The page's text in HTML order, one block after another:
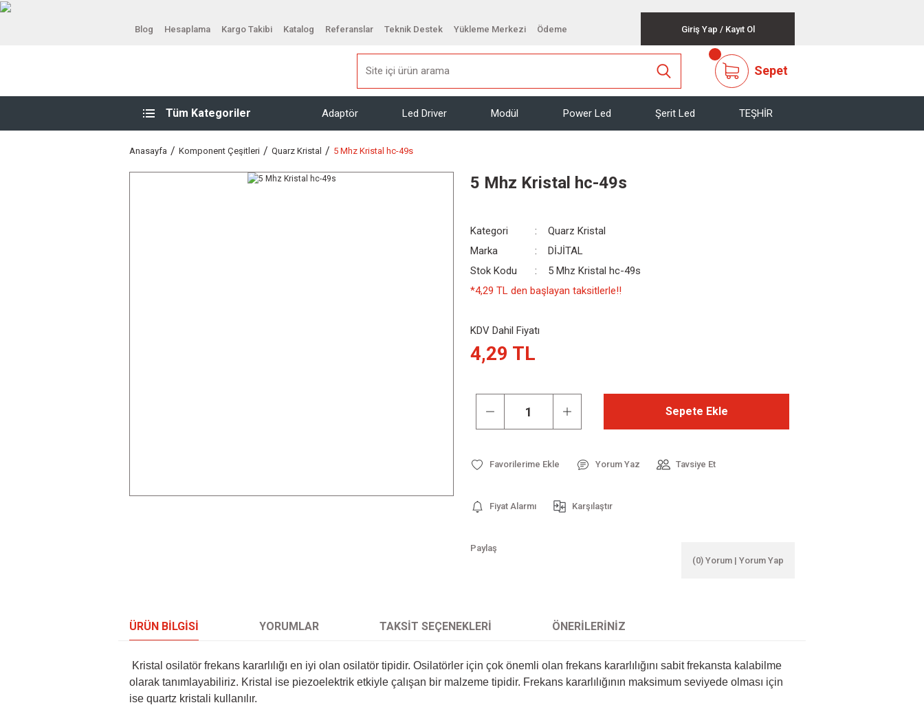
Blog Hesaplama Kargo Takibi Katalog Referanslar Teknik Destek Yükleme Merkezi Ödeme Giriş Yap / Kayıt Ol
Sepet
Tüm Kategoriler Adaptör Led Driver Modül Power Led Şerit Led TEŞHİR
Anasayfa Komponent Çeşitleri Quarz Kristal 5 Mhz Kristal hc-49s
5 Mhz Kristal hc-49s
Kategori
Quarz Kristal
Marka
DİJİTAL
Stok Kodu
5 Mhz Kristal hc-49s
*4,29 TL den başlayan taksitlerle!!
KDV Dahil Fiyatı
4,29 TL
Sepete Ekle
Yorum Yaz Tavsiye Et
Fiyat Alarmı Karşılaştır
Paylaş
(0) Yorum | Yorum Yap
ÜRÜN BILGISI YORUMLAR TAKSIT SEÇENEKLERI ÖNERILERINIZ
Kristal osilatör frekans kararlılığı en iyi olan osilatör tipidir. Osilatörler için çok önemli olan frekans kararlılığını sabit frekansta kalabilme
olarak tanımlayabiliriz. Kristal ise piezoelektrik etkiyle çalışan bir malzeme tipidir. Frekans kararlılığının maksimum seviyede olması için
ise quartz kristali kullanılır.